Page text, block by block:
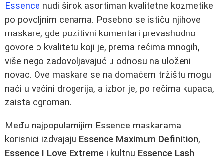
Essence nudi širok asortiman kvalitetne kozmetike
po povoljnim cenama. Posebno se ističu njihove
maskare, gde pozitivni komentari prevashodno
govore o kvalitetu koji je, prema rečima mnogih,
više nego zadovoljavajuć u odnosu na uloženi
novac. Ove maskare se na domaćem tržištu mogu
naći u većini drogerija, a izbor je, po rečima kupaca,
zaista ogroman.
Među najpopularnijim Essence maskarama
korisnici izdvajaju Essence Maximum Definition,
Essence I Love Extreme i kultnu Essence Lash